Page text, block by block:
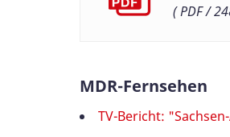
( PDF /
MDR-Fernsehen
TV-Bericht: